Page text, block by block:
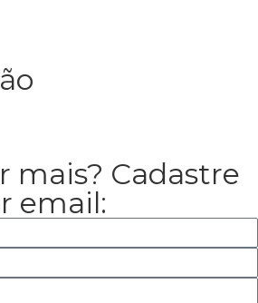
mais? Cadastre
email: